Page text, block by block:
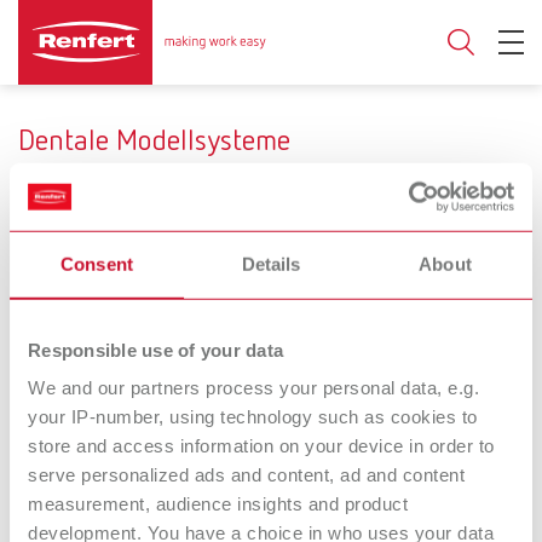
Consent Details About
Responsible use of your data
We and our partners process your personal data, e.g.
your IP-number, using technology such as cookies to
store and access information on your device in order to
serve personalized ads and content, ad and content
measurement, audience insights and product
development. You have a choice in who uses your data
Dentale Modellsysteme
Modellbasis
z.B. Giroform®-System z.B. Pindex®-System
AUTO spin
Pin-Cast